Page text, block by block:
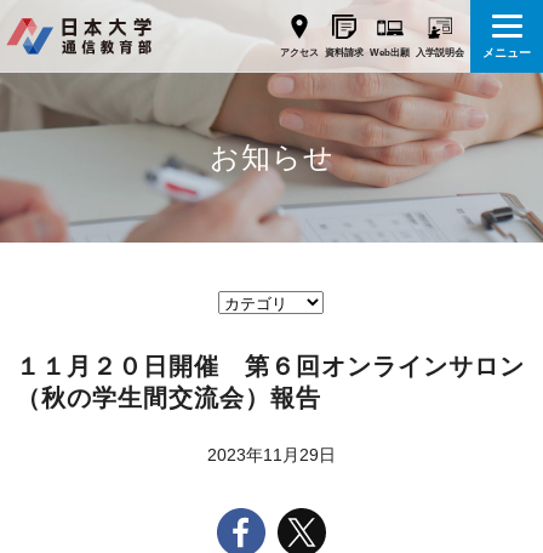
アクセス 資料請求 Web出願 入学説明会 メニュー
お知らせ
１１月２０日開催 第６回オンラインサロン
（秋の学生間交流会）報告
2023年11月29日